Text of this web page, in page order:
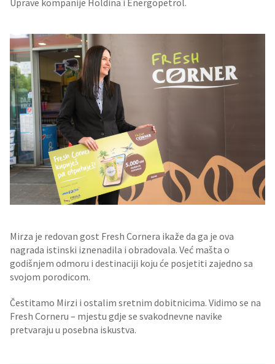
Uprave kompanije Holdina i Energopetrol.
Mirza je redovan gost Fresh Cornera ikaže da ga je ova
nagrada istinski iznenadila i obradovala. Već mašta o
godišnjem odmoru i destinaciji koju će posjetiti zajedno sa
svojom porodicom.
Čestitamo Mirzi i ostalim sretnim dobitnicima. Vidimo se na
Fresh Corneru – mjestu gdje se svakodnevne navike
pretvaraju u posebna iskustva.